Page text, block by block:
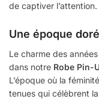
de captiver l’attention.
Une époque
Le charme des
dans notre Robe Pin-
L’époque où la
tenues qui célèbrent